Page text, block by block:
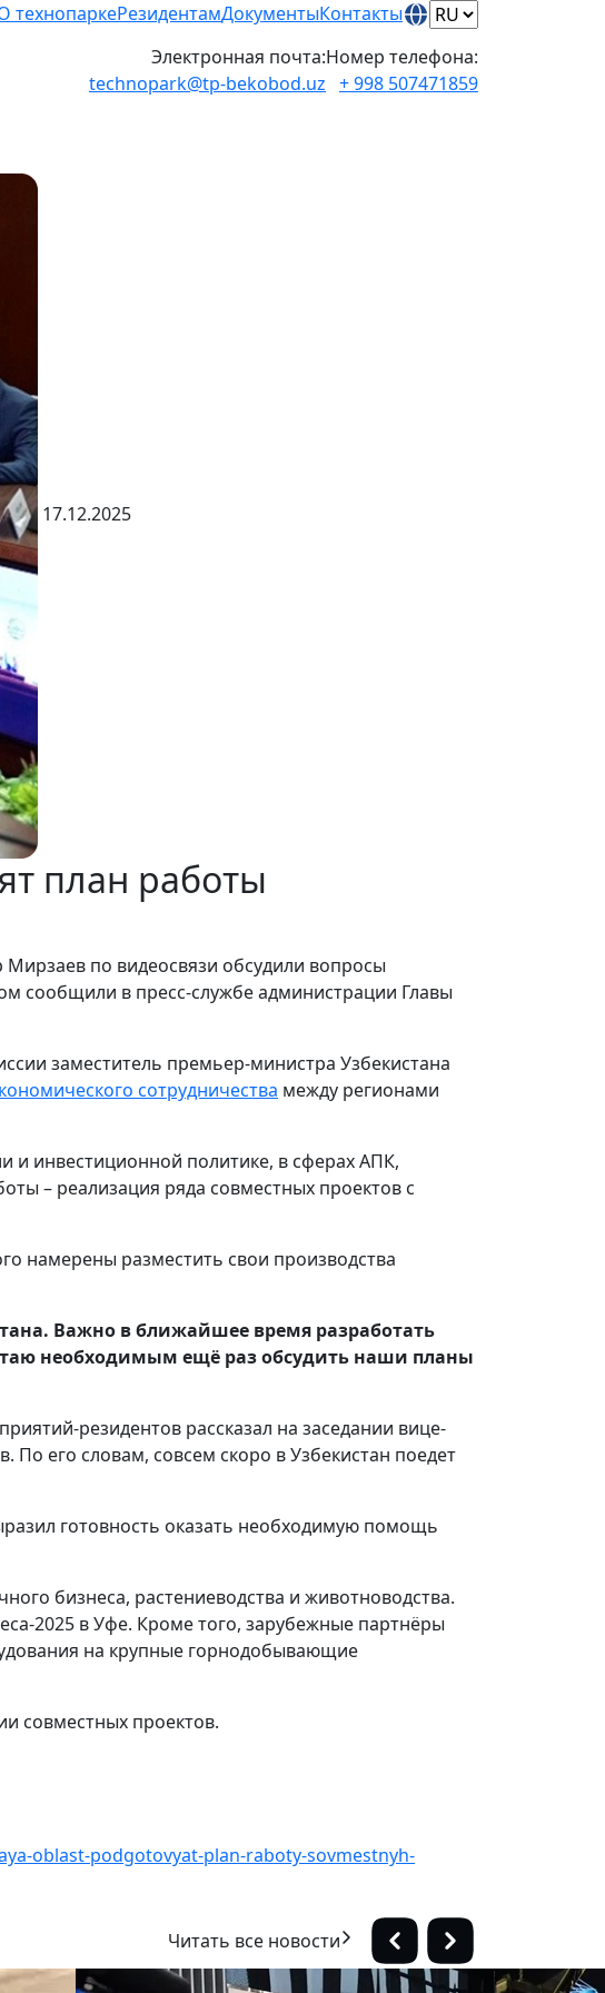
технопаркеРезидентамДокументыКонтакты
Электронная почта:
technopark@tp-bekobod.uz
Номер телефона:
+ 998 507471859
17.12.2025
план работы
по видеосвязи обсудили вопросы
сообщили в пресс-службе администрации Главы
заместитель премьер-министра Узбекистана
сотрудничества между регионами
инвестиционной политике, в сферах АПК,
– реализация ряда совместных проектов с
намерены разместить свои производства
Важно в ближайшее время разработать
необходимым ещё раз обсудить наши планы
резидентов рассказал на заседании вице-
его словам, совсем скоро в Узбекистан поедет
готовность оказать необходимую помощь
бизнеса, растениеводства и животноводства.
2025 в Уфе. Кроме того, зарубежные партнёры
на крупные горнодобывающие
совместных проектов.
oblast-podgotovyat-plan-raboty-sovmestnyh-
Читать все новости